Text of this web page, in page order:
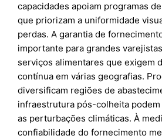
capacidades apoiam programas
que priorizam a uniformidade
perdas. A garantia de
importante para grandes
serviços alimentares que exigem
contínua em várias geografias.
diversificam regiões de
infraestrutura pós-colheita
as perturbações climáticas. À
confiabilidade do fornecimento